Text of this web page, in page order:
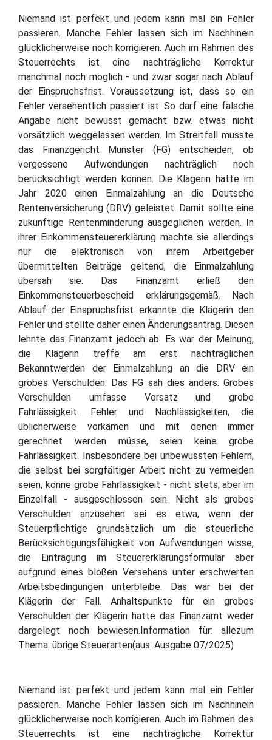
Niemand ist perfekt und jedem kann mal ein Fehler
passieren. Manche Fehler lassen sich im Nachhinein
glücklicherweise noch korrigieren. Auch im Rahmen des
Steuerrechts ist eine nachträgliche Korrektur
manchmal noch möglich - und zwar sogar nach Ablauf
der Einspruchsfrist. Voraussetzung ist, dass so ein
Fehler versehentlich passiert ist. So darf eine falsche
Angabe nicht bewusst gemacht bzw. etwas nicht
vorsätzlich weggelassen werden. Im Streitfall musste
das Finanzgericht Münster (FG) entscheiden, ob
vergessene Aufwendungen nachträglich noch
berücksichtigt werden können. Die Klägerin hatte im
Jahr 2020 einen Einmalzahlung an die Deutsche
Rentenversicherung (DRV) geleistet. Damit sollte eine
zukünftige Rentenminderung ausgeglichen werden. In
ihrer Einkommensteuererklärung machte sie allerdings
nur die elektronisch von ihrem Arbeitgeber
übermittelten Beiträge geltend, die Einmalzahlung
übersah sie. Das Finanzamt erließ den
Einkommensteuerbescheid erklärungsgemäß. Nach
Ablauf der Einspruchsfrist erkannte die Klägerin den
Fehler und stellte daher einen Änderungsantrag. Diesen
lehnte das Finanzamt jedoch ab. Es war der Meinung,
die Klägerin treffe am erst nachträglichen
Bekanntwerden der Einmalzahlung an die DRV ein
grobes Verschulden. Das FG sah dies anders. Grobes
Verschulden umfasse Vorsatz und grobe
Fahrlässigkeit. Fehler und Nachlässigkeiten, die
üblicherweise vorkämen und mit denen immer
gerechnet werden müsse, seien keine grobe
Fahrlässigkeit. Insbesondere bei unbewussten Fehlern,
die selbst bei sorgfältiger Arbeit nicht zu vermeiden
seien, könne grobe Fahrlässigkeit - nicht stets, aber im
Einzelfall - ausgeschlossen sein. Nicht als grobes
Verschulden anzusehen sei es etwa, wenn der
Steuerpflichtige grundsätzlich um die steuerliche
Berücksichtigungsfähigkeit von Aufwendungen wisse,
die Eintragung im Steuererklärungsformular aber
aufgrund eines bloßen Versehens unter erschwerten
Arbeitsbedingungen unterbleibe. Das war bei der
Klägerin der Fall. Anhaltspunkte für ein grobes
Verschulden der Klägerin hatte das Finanzamt weder
dargelegt noch bewiesen.Information für: allezum
Thema: übrige Steuerarten(aus: Ausgabe 07/2025)
Niemand ist perfekt und jedem kann mal ein Fehler
passieren. Manche Fehler lassen sich im Nachhinein
glücklicherweise noch korrigieren. Auch im Rahmen des
Steuerrechts ist eine nachträgliche Korrektur